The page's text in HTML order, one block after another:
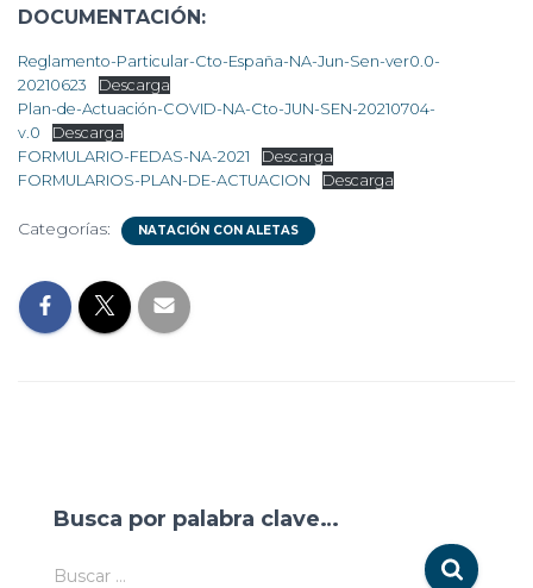
DOCUMENTACIÓN:
Reglamento-Particular-Cto-España-NA-Jun-Sen-ver0.0-
20210623
Descarga
Plan-de-Actuación-COVID-NA-Cto-JUN-SEN-20210704-
v.0
Descarga
FORMULARIO-FEDAS-NA-2021
Descarga
FORMULARIOS-PLAN-DE-ACTUACION
Descarga
Categorías: NATACIÓN CON ALETAS
Busca por palabra clave…
Buscar …